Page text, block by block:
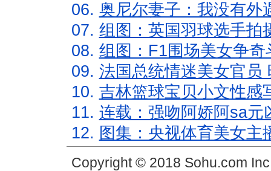
06. 奥尼尔妻子：我没有外
07. 组图：英国羽球选手拍
08. 组图：F1围场美女争
09. 法国总统情迷美女官员
10. 吉林篮球宝贝小文性感
11. 连载：强吻阿娇阿sa元
12. 图集：央视体育美女主
Copyright © 2018 Sohu.com